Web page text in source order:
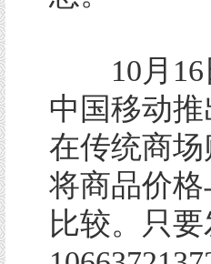
10月16
中国移动
在传统商
将商品价
比较。只